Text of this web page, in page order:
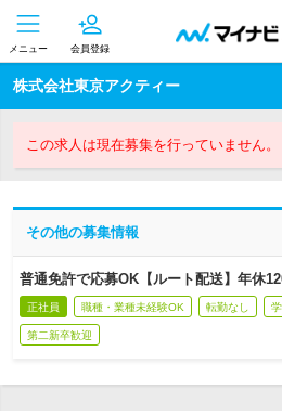
メニュー 会員登録
株式会社東京アクティー
この求人は現在募集を行っていません。
その他の募集情報
普通免許で応募OK【ルート配送】年休
正社員 職種・業種未経験OK 転勤なし
第二新卒歓迎